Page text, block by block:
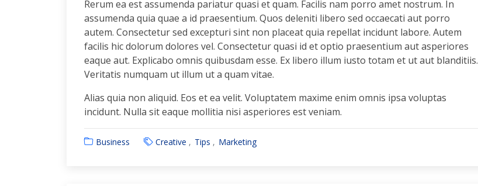
Rerum ea est assumenda pariatur quasi et quam. Facilis nam porro amet nostrum. In
assumenda quia quae a id praesentium. Quos deleniti libero sed occaecati aut porro
autem. Consectetur sed excepturi sint non placeat quia repellat incidunt labore. Autem
facilis hic dolorum dolores vel. Consectetur quasi id et optio praesentium aut asperiores
eaque aut. Explicabo omnis quibusdam esse. Ex libero illum iusto totam et ut aut blanditiis.
Veritatis numquam ut illum ut a quam vitae.
Alias quia non aliquid. Eos et ea velit. Voluptatem maxime enim omnis ipsa voluptas
incidunt. Nulla sit eaque mollitia nisi asperiores est veniam.
Business Creative Tips Marketing